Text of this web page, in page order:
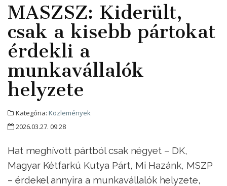
MASZSZ: Kiderült,
csak a kisebb pártokat
érdekli a
munkavállalók
helyzete
Kategória: Közlemények
2026.03.27. 09:28
Hat meghívott pártból csak négyet – DK,
Magyar Kétfarkú Kutya Párt, Mi Hazánk, MSZP
– érdekel annyira a munkavállalók helyzete,